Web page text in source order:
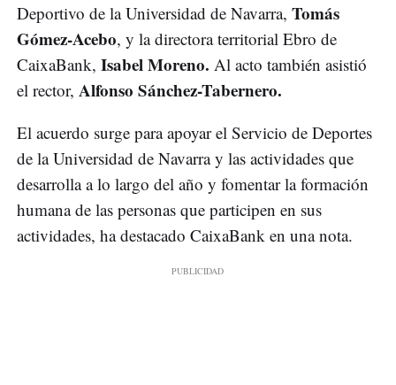
Deportivo de la Universidad de Navarra, Tomás
Gómez-Acebo, y la directora territorial Ebro de
CaixaBank, Isabel Moreno. Al acto también asistió
el rector, Alfonso Sánchez-Tabernero.
El acuerdo surge para apoyar el Servicio de Deportes
de la Universidad de Navarra y las actividades que
desarrolla a lo largo del año y fomentar la formación
humana de las personas que participen en sus
actividades, ha destacado CaixaBank en una nota.